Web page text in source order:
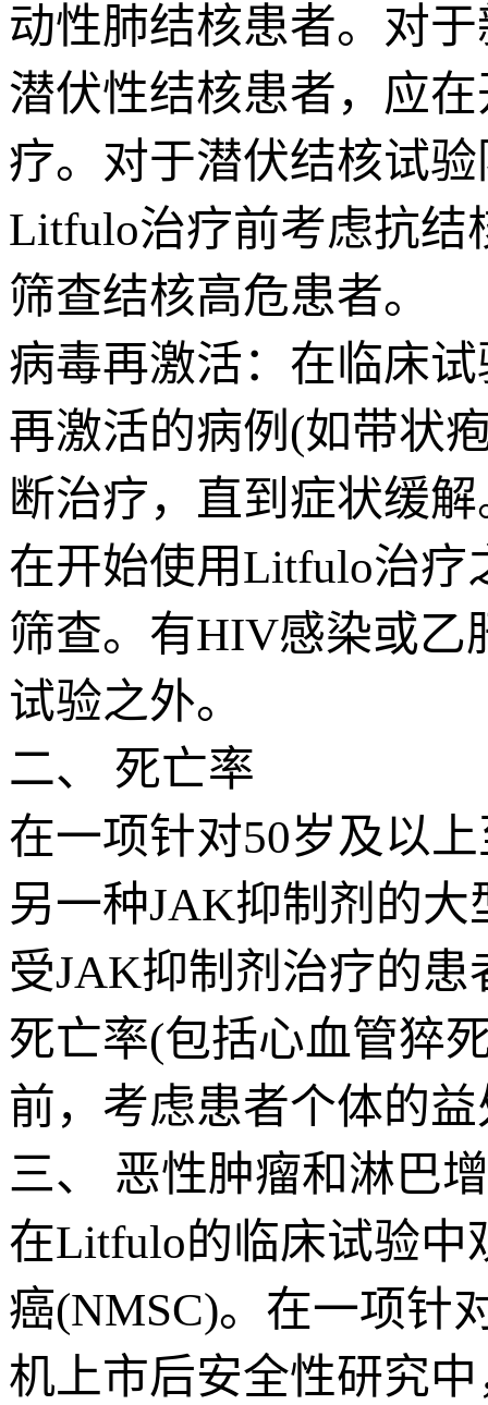
动性肺结核患者。对
潜伏性结核患者，应
疗。对于潜伏结核试
Litfulo治疗前考虑抗结
筛查结核高危患者。
病毒再激活：在临床
再激活的病例(如带状
断治疗，直到症状缓
在开始使用Litfulo治疗
筛查。有HIV感染或乙
试验之外。
二、 死亡率
在一项针对50岁及以
另一种JAK抑制剂的
受JAK抑制剂治疗的
死亡率(包括心血管猝
前，考虑患者个体的
三、 恶性肿瘤和淋巴
在Litfulo的临床试验中
癌(NMSC)。在一项针
机上市后安全性研究